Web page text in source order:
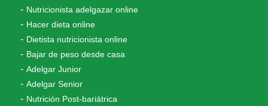
Nutricionista adelgazar online
Hacer dieta online
Dietista nutricionista online
Bajar de peso desde casa
Adelgar Junior
Adelgar Senior
Nutrición Post-bariátrica